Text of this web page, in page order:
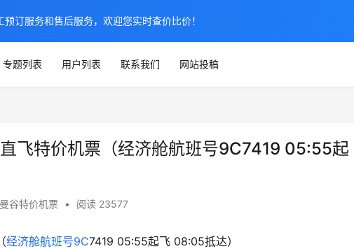
专题列表 用户列表 联系我们 网站投稿
飞特价机票（经济舱航班号9C7419 05:55起
谷特价机票 • 阅读 23577
（经济舱航班号9C7419 05:55起飞 08:05抵达）
订服务和售后服务，欢迎您实时查价比价！